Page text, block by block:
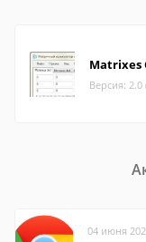
Matrixes
Версия:
04 июня